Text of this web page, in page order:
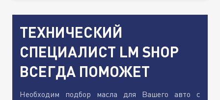
ТЕХНИЧЕСКИЙ
СПЕЦИАЛИСТ LM SHOP
ВСЕГДА ПОМОЖЕТ
Необходим подбор масла для Вашего авто с